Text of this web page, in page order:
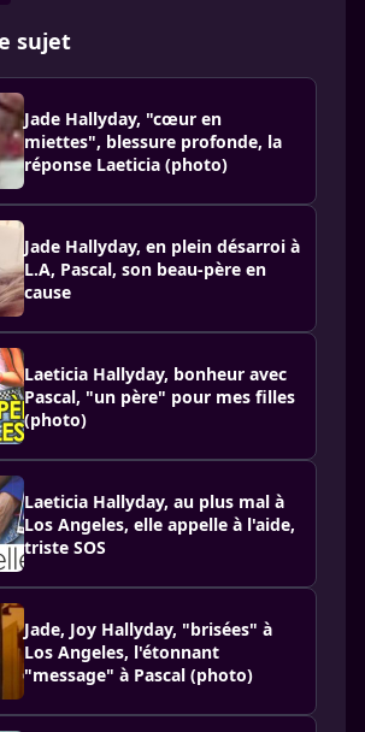
sujet
Jade Hallyday, "cœur en
miettes", blessure profonde, la
réponse Laeticia (photo)
Jade Hallyday, en plein désarroi à
L.A, Pascal, son beau-père en
cause
Laeticia Hallyday, bonheur avec
Pascal, "un père" pour mes filles
(photo)
Laeticia Hallyday, au plus mal à
Los Angeles, elle appelle à l'aide,
triste SOS
Jade, Joy Hallyday, "brisées" à
Los Angeles, l'étonnant
"message" à Pascal (photo)